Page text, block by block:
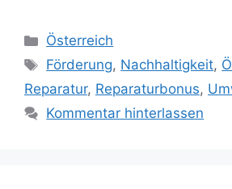
Kategorien
Österreich
Schlagwörter
Förderung, Nachhaltigkeit,
Reparatur, Reparaturbonus,
Kommentar hinterlassen